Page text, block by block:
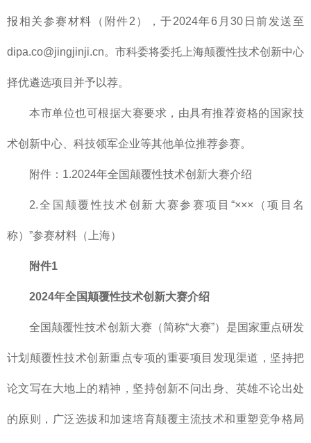
报相关参赛材料（附件2），于2024年6月30日前发送至
dipa.co@jingjinji.cn。市科委将委托上海颠覆性技术创新中心
择优遴选项目并予以荐。
本市单位也可根据大赛要求，由具有推荐资格的国家技
术创新中心、科技领军企业等其他单位推荐参赛。
附件：1.2024年全国颠覆性技术创新大赛介绍
2.全国颠覆性技术创新大赛参赛项目“×××（项目名
称）”参赛材料（上海）
附件1
2024年全国颠覆性技术创新大赛介绍
全国颠覆性技术创新大赛（简称“大赛”）是国家重点研发
计划颠覆性技术创新重点专项的重要项目发现渠道，坚持把
论文写在大地上的精神，坚持创新不问出身、英雄不论出处
的原则，广泛选拔和加速培育颠覆主流技术和重塑竞争格局